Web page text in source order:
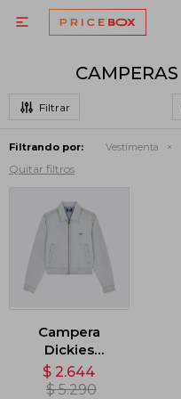

Filtrando por: Vestimenta
Quitar filtros
Campera
Dickies
Madison - Azul
$ 2.644
$ 5.290